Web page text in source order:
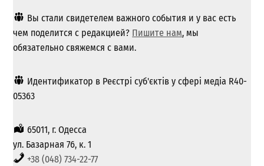
Вы стали свидетелем важного события и у вас есть
чем поделится с редакцией? Пишите нам, мы
обязательно свяжемся с вами.
Идентификатор в Реєстрі суб'єктів у сфері медіа R40-
05363
65011, г. Одесса
ул. Базарная 76, к. 1
+38 (048) 734-22-77